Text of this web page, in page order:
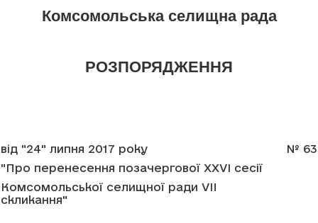
Комсомольська селищна рада
РОЗПОРЯДЖЕННЯ
від "24" липня 2017 року
"Про перенесення позачергової XXVI сесії
Комсомольської селищної ради VII
скликання"
№ 63